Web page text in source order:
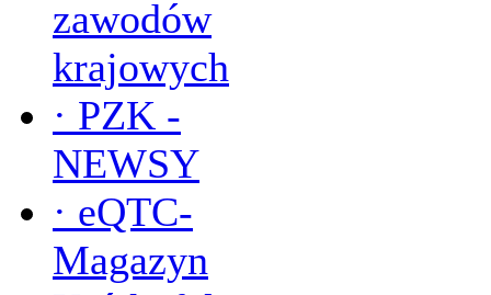
zawodów
krajowych
· PZK -
NEWSY
· eQTC-
Magazyn